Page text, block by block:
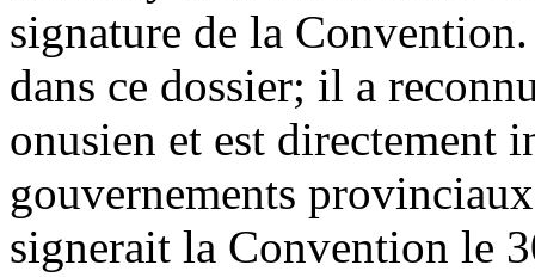
signature de la
dans ce dossier; il a
onusien et est directement
gouvernements
signerait la Convention le